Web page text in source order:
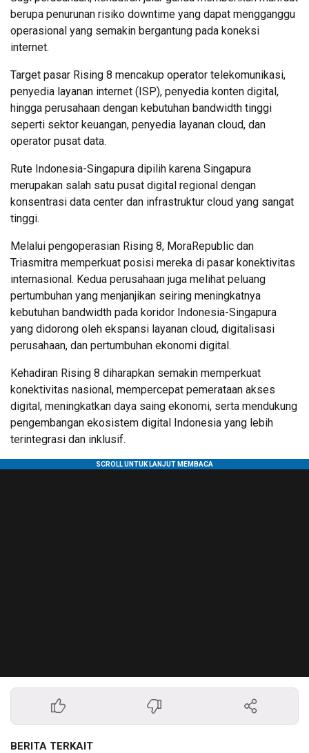
berupa penurunan risiko downtime yang dapat mengganggu
operasional yang semakin bergantung pada koneksi
internet.
Target pasar Rising 8 mencakup operator telekomunikasi,
penyedia layanan internet (ISP), penyedia konten digital,
hingga perusahaan dengan kebutuhan bandwidth tinggi
seperti sektor keuangan, penyedia layanan cloud, dan
operator pusat data.
Rute Indonesia-Singapura dipilih karena Singapura
merupakan salah satu pusat digital regional dengan
konsentrasi data center dan infrastruktur cloud yang sangat
tinggi.
Melalui pengoperasian Rising 8, MoraRepublic dan
Triasmitra memperkuat posisi mereka di pasar konektivitas
internasional. Kedua perusahaan juga melihat peluang
pertumbuhan yang menjanjikan seiring meningkatnya
kebutuhan bandwidth pada koridor Indonesia-Singapura
yang didorong oleh ekspansi layanan cloud, digitalisasi
perusahaan, dan pertumbuhan ekonomi digital.
Kehadiran Rising 8 diharapkan semakin memperkuat
konektivitas nasional, mempercepat pemerataan akses
digital, meningkatkan daya saing ekonomi, serta mendukung
pengembangan ekosistem digital Indonesia yang lebih
terintegrasi dan inklusif.
BERITA TERKAIT